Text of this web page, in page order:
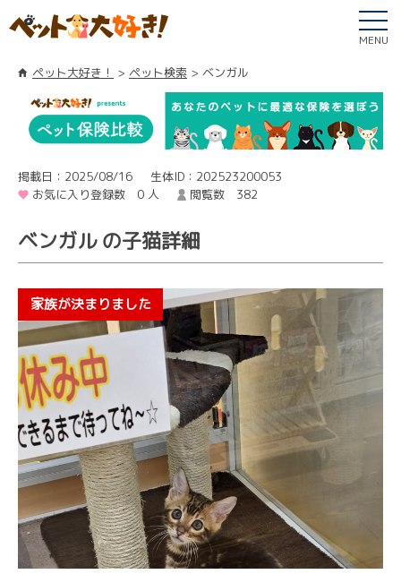
MENU
ペット大好き！ ペット検索 ベンガル
掲載日：2025/08/16
生体ID：202523200053
お気に入り登録数 0 人
閲覧数 382
ベンガル の子猫詳細